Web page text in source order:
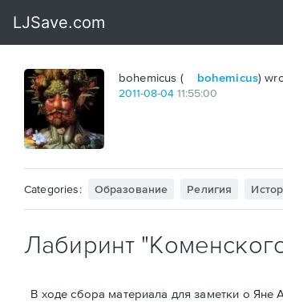
bohemicus ( bohemicus)
2011-08-04 11:55:00
Categories: Образование Религия
Лабиринт
В ходе сбора материалa для заметки о